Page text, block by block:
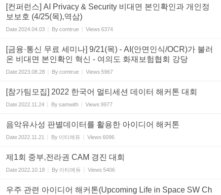
[컨퍼런스] AI Privacy & Security 비대면 본인확인과 개인정
보보호 (4/25(목),역삼)
Date2024.04.03 Bycomtrue Views 6374
[금융·통신 무료 세미나] 9/21(목) - AI(안면인식/OCR)가 불러
온 비대면 본인확인 혁신 - 여의도 화재보험협회 강당
Date2023.08.28 Bycomtrue Views 5967
[참가팀모집] 2022 한국어 멀티세션 데이터 해커톤 대회
Date2022.11.24 Bysamwith Views 9977
음악유사성 판별데이터를 활용한 아이디어 해커톤
Date2022.11.21 By 이티에듀 Views 6096
제1회 중부,전라권 CAM 경진 대회
Date2022.10.18 By 이티에듀 Views 5406
우주 관련 아이디어 해커톤(Upcoming Life in Space SW Ch